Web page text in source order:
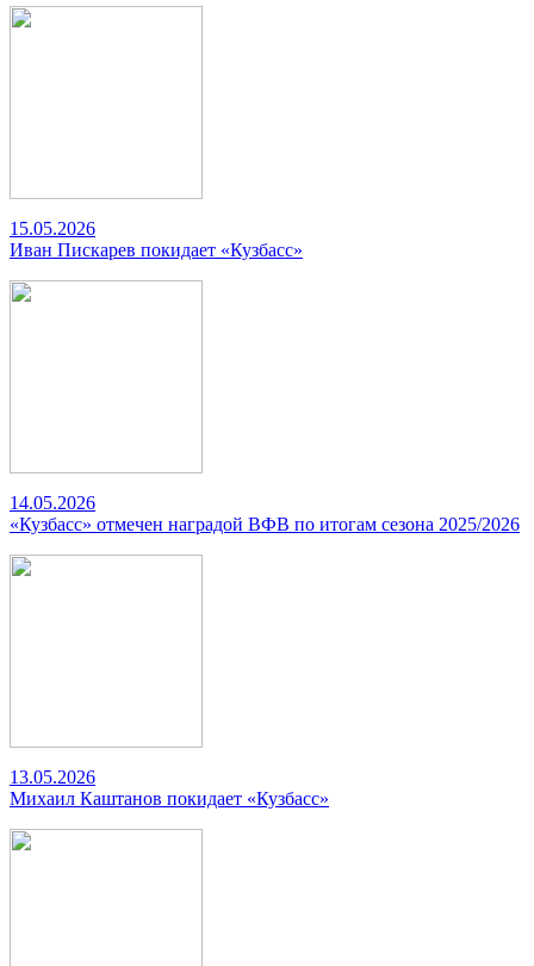
15.05.2026
Иван Пискарев покидает «Кузбасс»
14.05.2026
«Кузбасс» отмечен наградой ВФВ по итогам сезона 2025/2026
13.05.2026
Михаил Каштанов покидает «Кузбасс»